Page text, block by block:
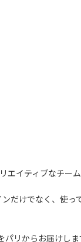
エイティブなチー
だけでなく、使
リからお届けしま